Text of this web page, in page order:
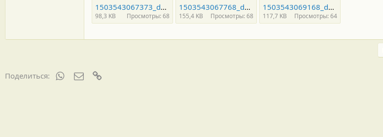
1503543067373_default.jpg
98,3 KB Просмотры: 68
1503543067768_default.jpg
155,4 KB Просмотры: 68
1503543069168_default.jpg
117,7 KB Просмотры: 64
Поделиться: WhatsAppЭлектронная почта